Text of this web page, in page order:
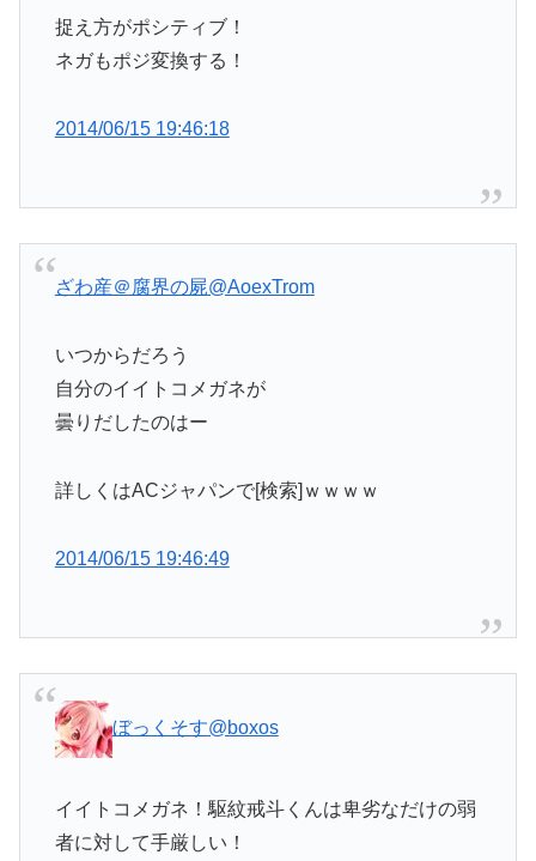
捉え方がポシティブ！
ネガもポジ変換する！
2014/06/15 19:46:18
ざわ産＠腐界の屍@AoexTrom
いつからだろう
自分のイイトコメガネが
曇りだしたのはー
詳しくはACジャパンで[検索]ｗｗｗｗ
2014/06/15 19:46:49
ぼっくそす@boxos
イイトコメガネ！駆紋戒斗くんは卑劣なだけの弱
者に対して手厳しい！